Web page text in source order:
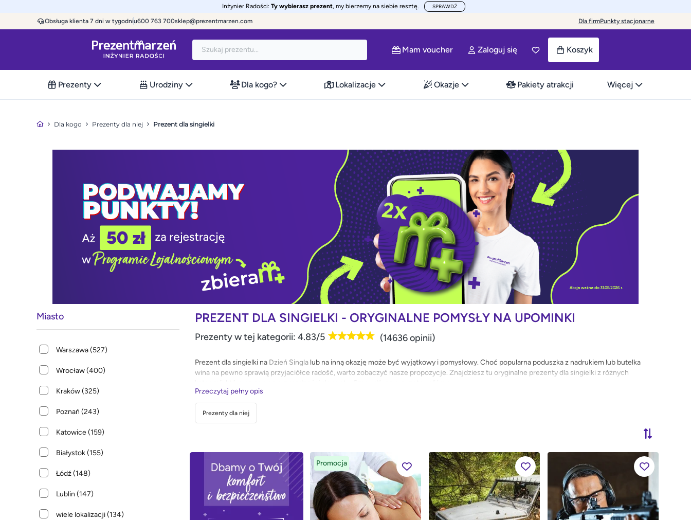
Inżynier Radości: Ty wybierasz prezent, my bierzemy na siebie resztę. SPRAWDŹ
Obsługa klienta 7 dni w tygodniu600 763 700sklep@prezentmarzen.com Dla firmPunkty stacjonarne
Mam voucher Zaloguj się Koszyk
Prezenty Urodziny Dla kogo? Lokalizacje Okazje Pakiety atrakcji Więcej
Dla kogo Prezenty dla niej Prezent dla singielki
Miasto
Warszawa(527)
Wrocław(400)
Kraków(325)
Poznań (243)
Katowice(159)
Białystok(155)
Łódź(148)
Lublin (147)
wiele lokalizacji(134)
PREZENT DLA SINGIELKI - ORYGINALNE POMYSŁY NA UPOMINKI
Prezenty w tej kategorii: 4.83/5 (14636 opinii)
Prezent dla singielki na Dzień Singla lub na inną okazję może być wyjątkowy i pomysłowy. Choć popularna poduszka z nadrukiem lub butelka
wina na pewno sprawią przyjaciółce radość, warto zobaczyć nasze propozycje. Znajdziesz tu oryginalne prezenty dla singielki z różnych
Przeczytaj pełny opis
Prezenty dla niej
Promocja